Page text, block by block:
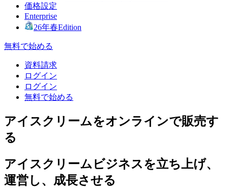
価格設定
Enterprise
26年春Edition
無料で始める
資料請求
ログイン
ログイン
無料で始める
アイスクリームをオンラインで販売す
る
アイスクリームビジネスを立ち上げ、
運営し、成長させる